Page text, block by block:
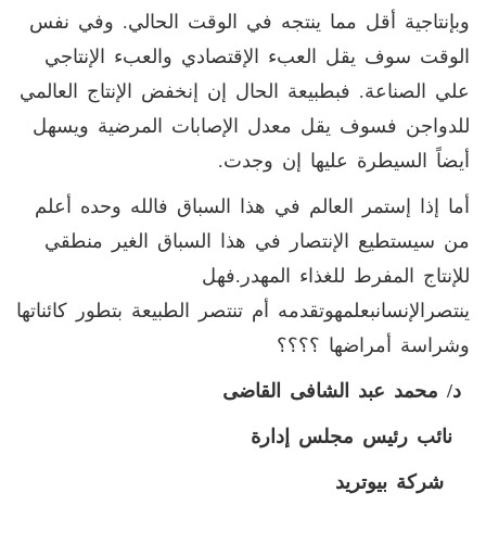
وبإنتاجية أقل مما ينتجه في الوقت الحالي. وفي نفس
الوقت سوف يقل العبء الإقتصادي والعبء الإنتاجي
علي الصناعة. فبطبيعة الحال إن إنخفض الإنتاج العالمي
للدواجن فسوف يقل معدل الإصابات المرضية ويسهل
أيضاً السيطرة عليها إن وجدت.
أما إذا إستمر العالم في هذا السباق فالله وحده أعلم
من سيستطيع الإنتصار في هذا السباق الغير منطقي
للإنتاج المفرط للغذاء المهدر.فهل
ينتصرالإنسانبعلمهوتقدمه أم تنتصر الطبيعة بتطور كائناتها
وشراسة أمراضها ؟؟؟؟
د/ محمد عبد الشافى القاضى
نائب رئيس مجلس إدارة
شركة بيوتريد